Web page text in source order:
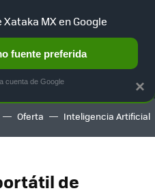
AUTO TERRITORIO
Oferta Inteligencia Artificial
de
×
MX en Google
fuente preferida
cuenta de Google